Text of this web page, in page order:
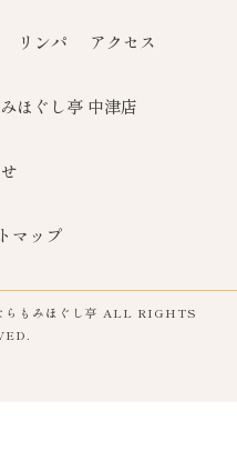
リンパ アクセス
ほぐし亭 中津店
マップ
らもみほぐし亭 ALL RIGHTS